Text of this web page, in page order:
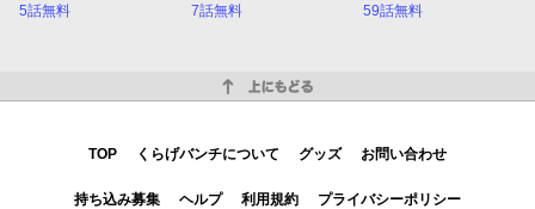
5話無料 7話無料 59話無料
TOP くらげバンチについて グッズ お問い合わせ
持ち込み募集 ヘルプ 利用規約 プライバシーポリシー